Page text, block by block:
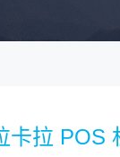
卡拉 POS